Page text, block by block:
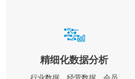
精细化数据分析